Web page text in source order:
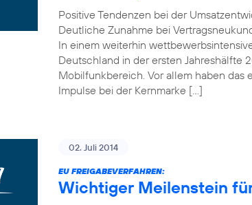
Positive Tendenzen bei der
Deutliche Zunahme bei
In einem weiterhin
Deutschland in der ersten Jahreshälfte
Mobilfunkbereich. Vor allem haben
Impulse bei der Kernmarke […]
02. Juli 2014
EU FREIGABEVERFAHREN:
Wichtiger Meilenstein